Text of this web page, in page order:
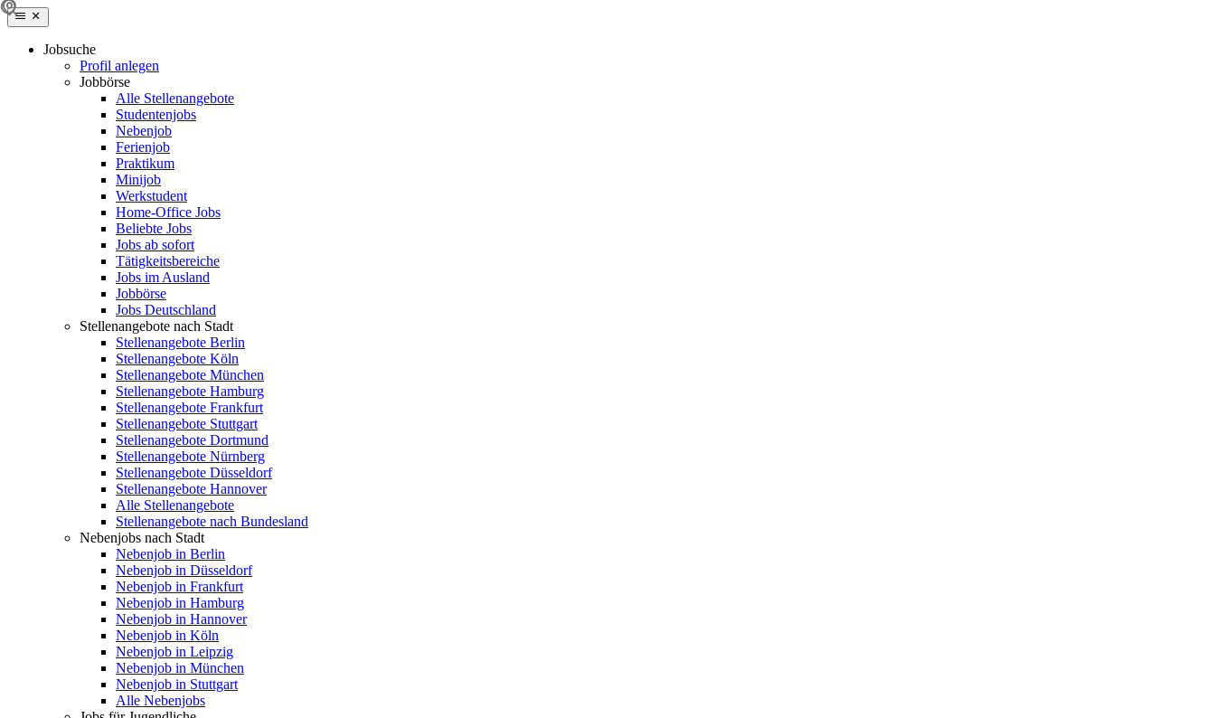
Jobsuche
Profil anlegen
Jobbörse
Alle Stellenangebote
Studentenjobs
Nebenjob
Ferienjob
Praktikum
Minijob
Werkstudent
Home-Office Jobs
Beliebte Jobs
Jobs ab sofort
Tätigkeitsbereiche
Jobs im Ausland
Jobbörse
Jobs Deutschland
Stellenangebote nach Stadt
Stellenangebote Berlin
Stellenangebote Köln
Stellenangebote München
Stellenangebote Hamburg
Stellenangebote Frankfurt
Stellenangebote Stuttgart
Stellenangebote Dortmund
Stellenangebote Nürnberg
Stellenangebote Düsseldorf
Stellenangebote Hannover
Alle Stellenangebote
Stellenangebote nach Bundesland
Nebenjobs nach Stadt
Nebenjob in Berlin
Nebenjob in Düsseldorf
Nebenjob in Frankfurt
Nebenjob in Hamburg
Nebenjob in Hannover
Nebenjob in Köln
Nebenjob in Leipzig
Nebenjob in München
Nebenjob in Stuttgart
Alle Nebenjobs